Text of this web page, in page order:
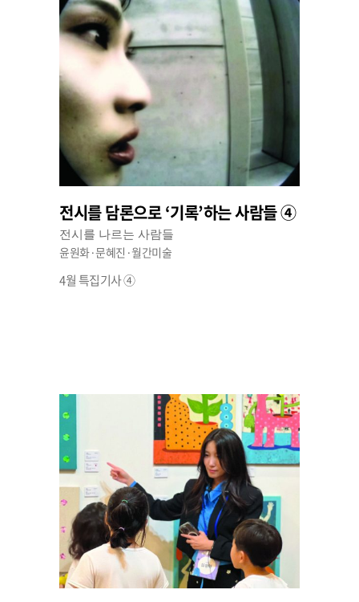
전시를 담론으로 ‘기록’하는 사람들 ④
전시를 나르는 사람들
윤원화·문혜진·월간미술
4월 특집기사 ④